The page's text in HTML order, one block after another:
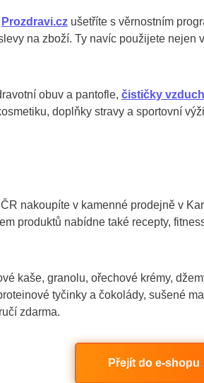
Prozdravi.cz ušetříte s věrnostním
na zboží. Ty navíc použijete nejen
obuv a pantofle, čističky
doplňky stravy a sportovní
nakoupíte v kamenné prodejně v
produktů nabídne také recepty,
kaše, granolu, ořechové krémy,
tyčinky a čokolády, sušené
zdarma.
Přejít do e-shopu